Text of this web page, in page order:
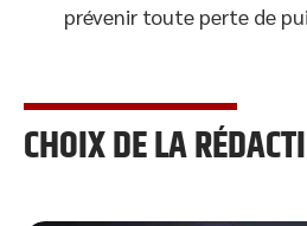
prévenir toute perte de
CHOIX DE LA